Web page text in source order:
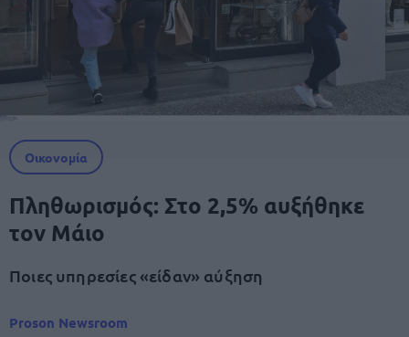
Οικονομία
Πληθωρισμός: Στο 2,5% αυξήθηκε
τον Μάιο
Ποιες υπηρεσίες «είδαν» αύξηση
Proson Newsroom